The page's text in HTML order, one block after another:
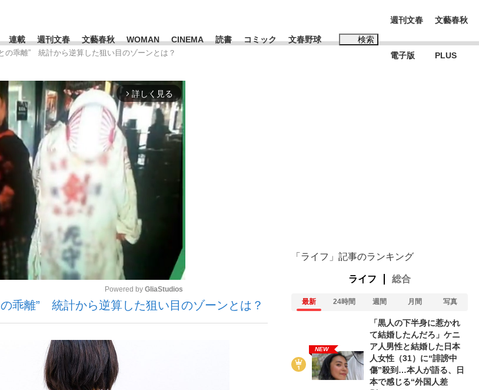
豆の... 「90%は失敗する。でも…」本田圭佑が初めて明かした日本代表監督に...
手が明かす... 「敗因分析は一切聞かれなかった」侍ジャパン選手が証言した“NPB聞...
観る将棋、読む将棋
連載 週刊文春 文藝春秋 WOMAN CINEMA 読書 コミック 文春野球 検索
一覧
早苗 #後藤真希 #森岡毅 #城彰二 #内田有紀
週刊文春
電子版
文藝春秋
PLUS
の乖離” 統計から逆算した狙い目のゾーンとは？
arrow_forward_ios 詳しく見る
Mute
Powered by GliaStudios
の乖離” 統計から逆算した狙い目のゾーンとは？
「ライフ」記事のランキング
ライフ 総合
最新 24時間 週間 月間 写真
NEW
「黒人の下半身に惹かれ
て結婚したんだろ」ケニ
ア人男性と結婚した日本
人女性（31）に“誹謗中
傷”殺到…本人が語る、日
本で感じる“外国人差